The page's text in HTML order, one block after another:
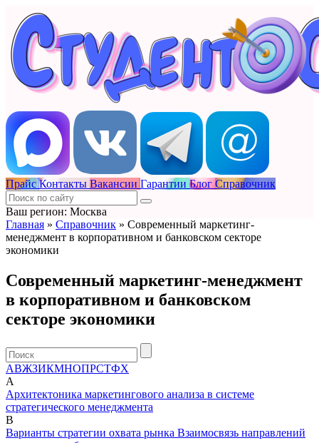
Прайс Контакты Вакансии Гарантии Блог Справочник
Ваш регион: Москва
Главная » Справочник » Современный маркетинг-
менеджмент в корпоративном и банковском секторе
экономики
Современный маркетинг-менеджмент
в корпоративном и банковском
секторе экономики
АВЖЗИКМНОПРСТФХ
А
Архитектоника маркетингового анализа в системе
стратегического менеджмента
В
Варианты стратегии охвата рынка Взаимосвязь направлений